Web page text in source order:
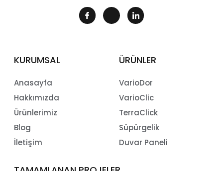
KURUMSAL
Anasayfa
Hakkımızda
Ürünlerimiz
Blog
İletişim
ÜRÜNLER
VarioDor
VarioClic
TerraClick
Süpürgelik
Duvar Paneli